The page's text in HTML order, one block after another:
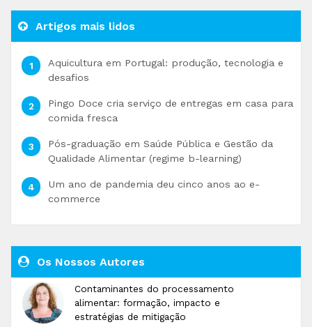
Artigos mais lidos
Aquicultura em Portugal: produção, tecnologia e
desafios
Pingo Doce cria serviço de entregas em casa para
comida fresca
Pós-graduação em Saúde Pública e Gestão da
Qualidade Alimentar (regime b-learning)
Um ano de pandemia deu cinco anos ao e-
commerce
Os Nossos Autores
Contaminantes do processamento
alimentar: formação, impacto e
estratégias de mitigação